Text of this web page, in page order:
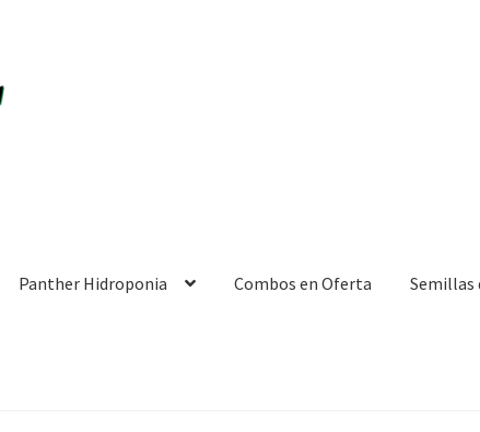
Panther Hidroponia Combos en Oferta Semillas